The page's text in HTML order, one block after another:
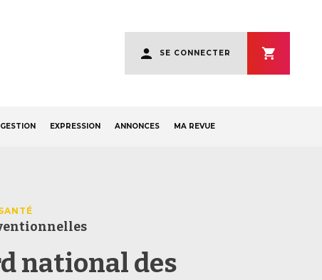
account
menu
SE CONNECTER
EXPRESSION ANNONCES MA REVUE
national des